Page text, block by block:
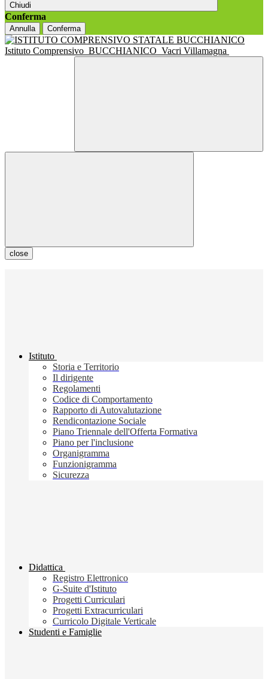
Chiudi
Conferma
Annulla Conferma
Istituto Comprensivo BUCCHIANICO Vacri Villamagna
close
Istituto
Storia e Territorio
Il dirigente
Regolamenti
Codice di Comportamento
Rapporto di Autovalutazione
Rendicontazione Sociale
Piano Triennale dell'Offerta Formativa
Piano per l'inclusione
Organigramma
Funzionigramma
Sicurezza
Didattica
Registro Elettronico
G-Suite d'Istituto
Progetti Curriculari
Progetti Extracurriculari
Curricolo Digitale Verticale
Studenti e Famiglie